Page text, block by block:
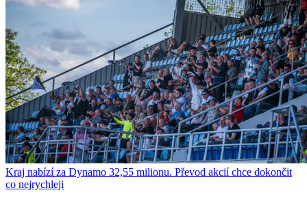
Kraj nabízí za Dynamo 32,55 milionu. Převod akcií chce dokončit
co nejrychleji